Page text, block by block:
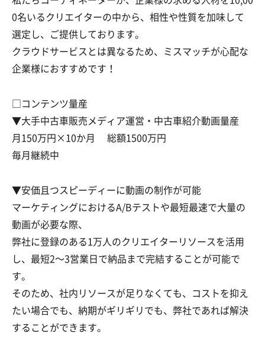
0名いるクリエイターの中から、相性や性質を加味して
選定し、ご提供しております。
クラウドサービスとは異なるため、ミスマッチが心配な
企業様におすすめです！
□コンテンツ量産
▼大手中古車販売メディア運営・中古車紹介動画量産
月150万円×10か月 総額1500万円
毎月継続中
▼安価且つスピーディーに動画の制作が可能
マーケティングにおけるA/Bテストや最短最速で大量の
動画が必要な際、
弊社に登録のある1万人のクリエイターリソースを活用
し、最短2〜3営業日で納品まで完結することが可能で
す。
そのため、社内リソースが足りなくても、コストを抑え
たい場合でも、納期がギリギリでも、弊社であれば解決
することができます。